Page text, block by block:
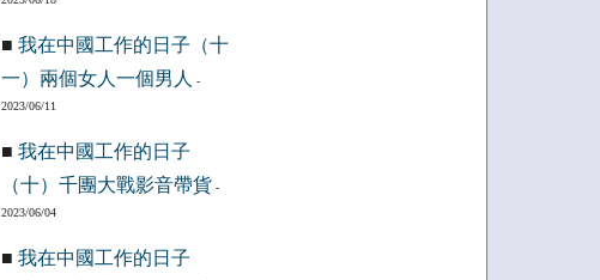
■ 我在中國工作的日子（十
一）兩個女人一個男人
-
2023/06/11
■ 我在中國工作的日子
（十）千團大戰影音帶貨 -
2023/06/04
■ 我在中國工作的日子